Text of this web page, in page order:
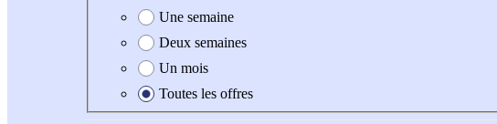
Une semaine
Deux semaines
Un mois
Toutes les offres